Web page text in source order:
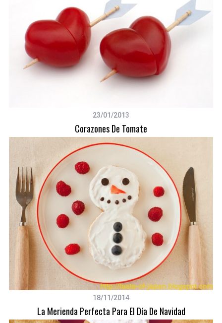
23/01/2013
Corazones De Tomate
18/11/2014
La Merienda Perfecta Para El Día De Navidad